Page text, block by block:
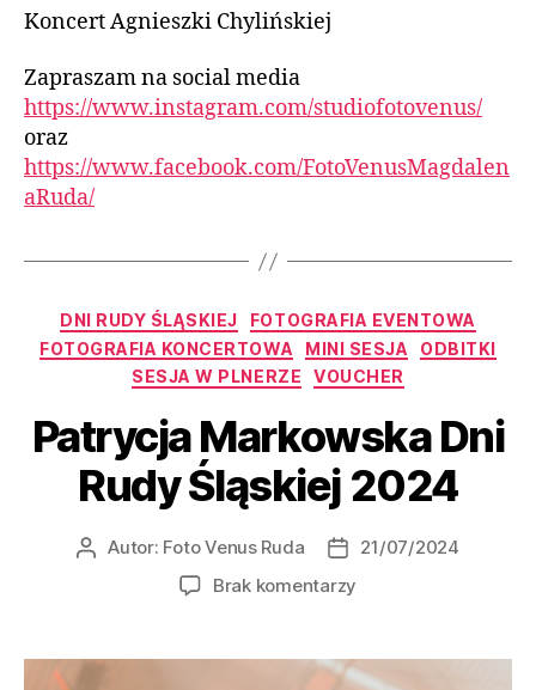
Koncert Agnieszki Chylińskiej
Zapraszam na social media
https://www.instagram.com/studiofotovenus/
oraz
https://www.facebook.com/FotoVenusMagdalen
aRuda/
DNI RUDY ŚLĄSKIEJ
FOTOGRAFIA EVENTOWA
FOTOGRAFIA KONCERTOWA
MINI SESJA
ODBITKI
SESJA W PLNERZE
VOUCHER
Patrycja Markowska Dni
Rudy Śląskiej 2024
Autor: Foto Venus Ruda
21/07/2024
Brak komentarzy